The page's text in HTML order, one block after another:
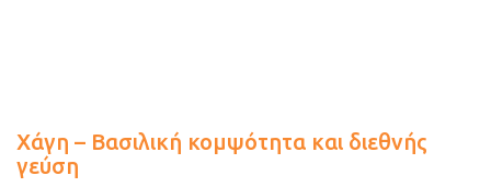
Χάγη – Βασιλική κομψότητα και διεθνής
γεύση